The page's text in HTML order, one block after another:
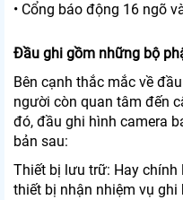
• Cổng báo động 16 ngõ
Đầu ghi gồm những bộ
Bên cạnh thắc mắc về
người còn quan tâm đến
đó, đầu ghi hình camera
bản sau:
Thiết bị lưu trữ: Hay chính
thiết bị nhận nhiệm vụ